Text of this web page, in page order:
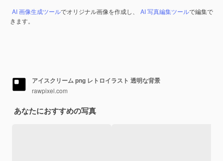
AI 画像生成ツールでオリジナル画像を作成し、 AI 写真編集ツールで編集で
きます。
アイスクリーム png レトロイラスト 透明な背景
rawpixel.com
あなたにおすすめの写真